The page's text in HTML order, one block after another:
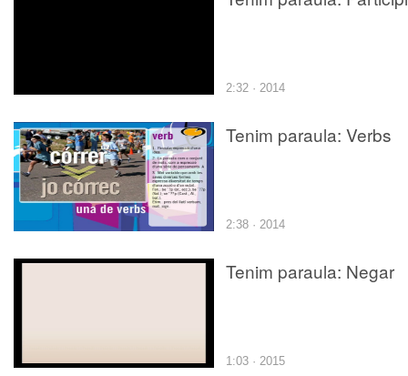
2:32 · 2014
Tenim paraula: Verbs
2:38 · 2014
Tenim paraula: Negar
1:03 · 2015